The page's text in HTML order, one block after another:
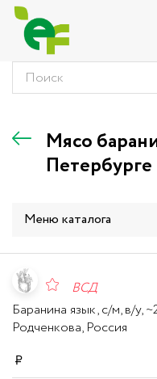
Мясо
Петербурге
Меню каталога
Баранина язык, с/м, в/у,
Родченкова, Россия
ВСД